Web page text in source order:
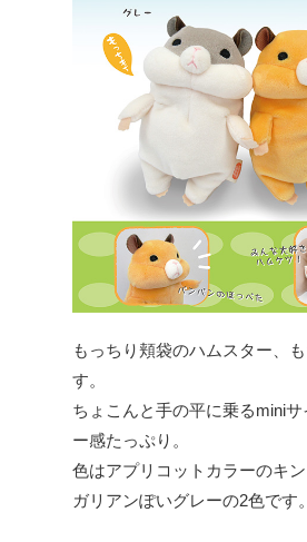
もっちり頬袋のハムスター、
す。
ちょこんと手の平に乗るmini
ー感たっぷり。
色はアプリコットカラーのキ
ガリアンぽいグレーの2色です。